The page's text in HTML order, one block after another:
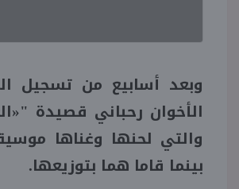
وبعد أسابيع من تسجيل
الأخوان رحباني قصيدة
والتي لحنها وغناها
بينما قاما هما بتوزيعها.